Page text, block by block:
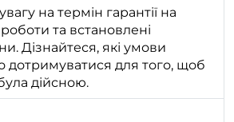
на термін гарантії на
та встановлені
Дізнайтеся, які умови
дотримуватися для того, щоб
дійсною.